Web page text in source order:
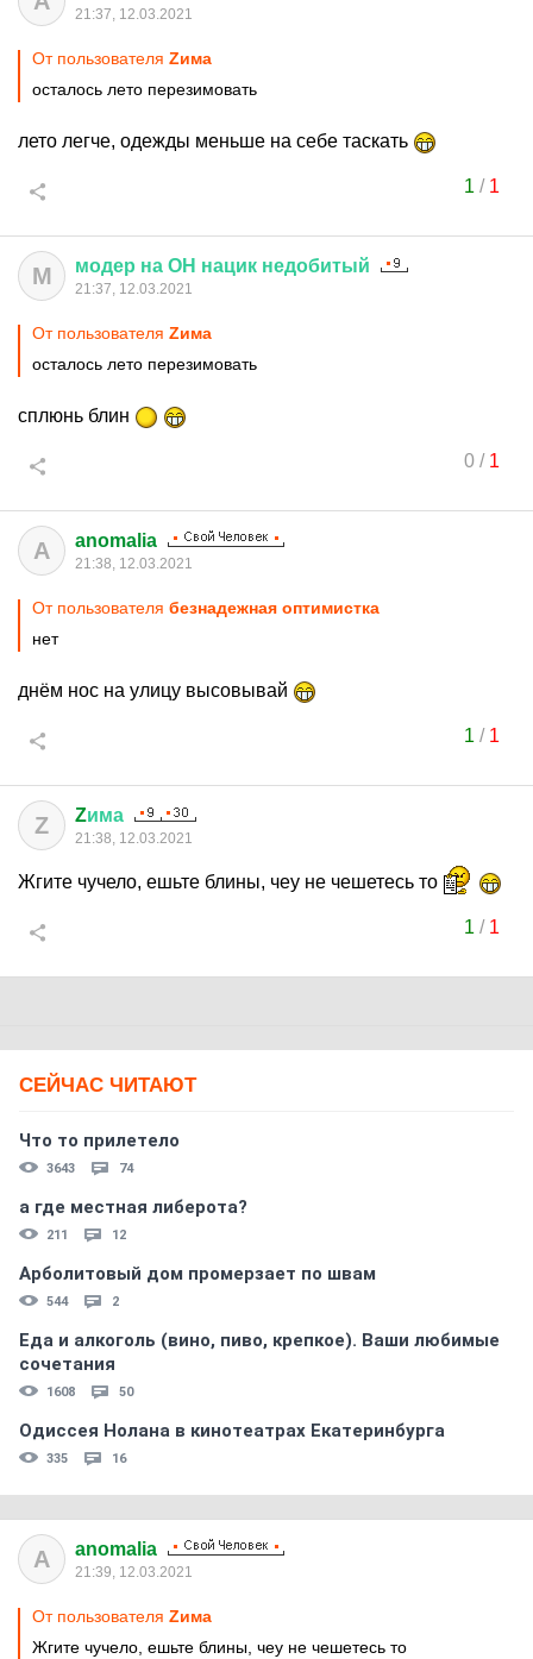
21:37, 12.03.2021
От пользователя Zима
осталось лето перезимовать
лето легче, одежды меньше на себе таскать
1 / 1
М модер на ОН нацик недобитый
21:37, 12.03.2021
От пользователя Zима
осталось лето перезимовать
сплюнь блин
0/ 1
A anomalia
21:38, 12.03.2021
От пользователя безнадежная оптимистка
нет
днём нос на улицу высовывай
1 / 1
Z Zима
21:38, 12.03.2021
Жгите чучело, ешьте блины, чеу не чешетесь то
1 / 1
СЕЙЧАС ЧИТАЮТ
Что то прилетело
3643 74
а где местная либерота?
211 12
Арболитовый дом промерзает по швам
544 2
Еда и алкоголь (вино, пиво, крепкое). Ваши любимые
сочетания
1608 50
Одиссея Нолана в кинотеатрах Екатеринбурга
335 16
A anomalia
21:39, 12.03.2021
От пользователя Zима
Жгите чучело, ешьте блины, чеу не чешетесь то